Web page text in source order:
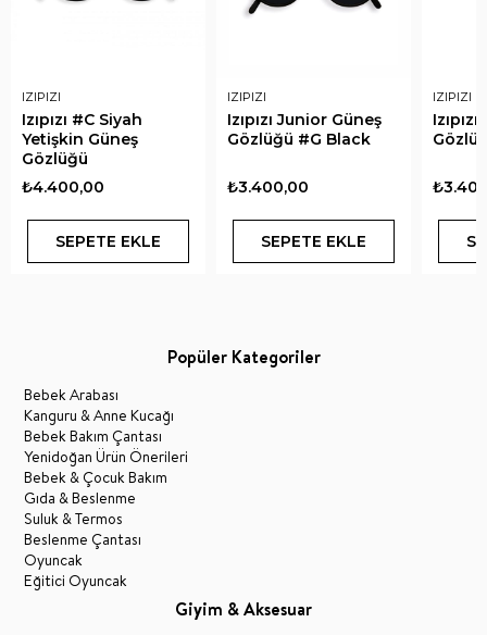
IZIPIZI
Izıpızı #C Siyah
Yetişkin Güneş
Gözlüğü
₺4.400,00
SEPETE EKLE
IZIPIZI
Izıpızı Junior Güneş
Gözlüğü #G Black
₺3.400,00
SEPETE EKLE
IZIPIZI
Popüler Kategoriler
Bebek Arabası
Kanguru & Anne Kucağı
Bebek Bakım Çantası
Yenidoğan Ürün Önerileri
Bebek & Çocuk Bakım
Gıda & Beslenme
Suluk & Termos
Beslenme Çantası
Oyuncak
Eğitici Oyuncak
Giyim & Aksesuar